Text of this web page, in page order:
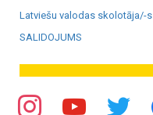
Latviešu valodas skolotāja/-s
SALIDOJUMS